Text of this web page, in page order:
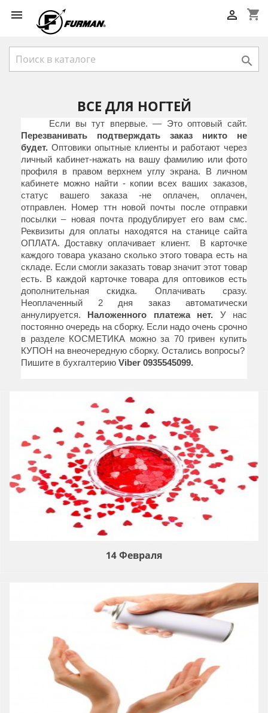
 shopping_cart


ВСЕ ДЛЯ НОГТЕЙ
Если вы тут впервые. — Это оптовый сайт.
Перезванивать подтверждать заказ никто не
будет. Оптовики опытные клиенты и работают через
личный кабинет-нажать на вашу фамилию или фото
профиля в правом верхнем углу экрана. В личном
кабинете можно найти - копии всех ваших заказов,
статус вашего заказа -не оплачен, оплачен,
отправлен. Номер ттн новой почты после отправки
посылки – новая почта продублирует его вам смс.
Реквизиты для оплаты находятся на станице сайта
ОПЛАТА. Доставку оплачивает клиент. В карточке
каждого товара указано сколько этого товара есть на
складе. Если смогли заказать товар значит этот товар
есть. В каждой карточке товара для оптовиков есть
дополнительная скидка. Оплачивать сразу.
Неоплаченный 2 дня заказ автоматически
аннулируется. Наложенного платежа нет. У нас
постоянно очередь на сборку. Если надо очень срочно
в разделе КОСМЕТИКА можно за 70 гривен купить
КУПОН на внеочередную сборку. Остались вопросы?
Пишите в бухгалтерию Viber 0935545099.
14 Февраля